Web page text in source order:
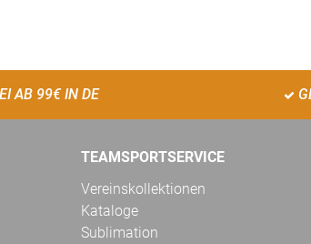
AB 99€ IN DE
TEAMSPORTSERVICE
Vereinskollektionen
Kataloge
Sublimation